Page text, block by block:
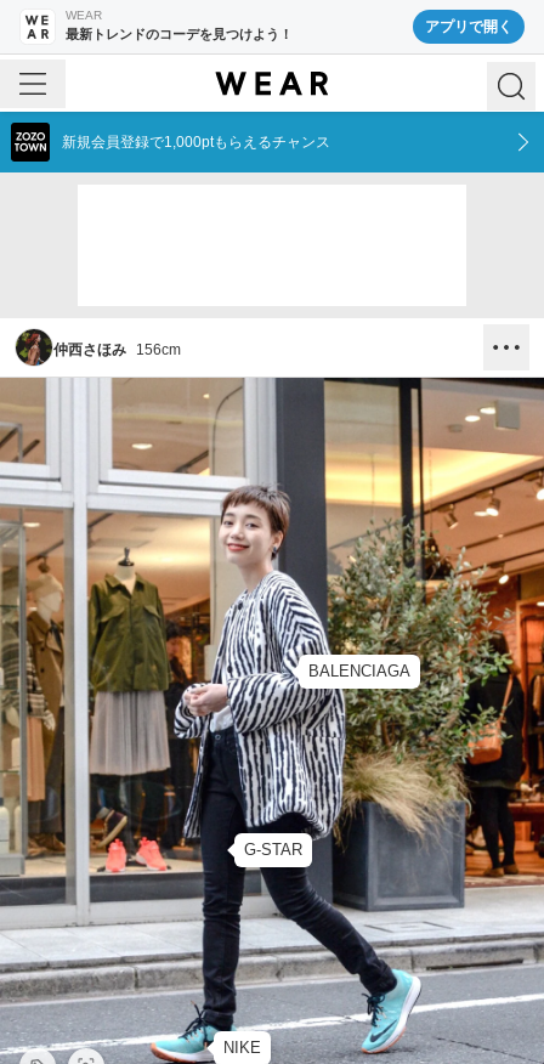
WEAR
最新トレンドのコーデを見つけよう！ アプリで開く
新規会員登録で1,000ptもらえるチャンス
仲西さほみ 156cm
BALENCIAGA
G-STAR
NIKE